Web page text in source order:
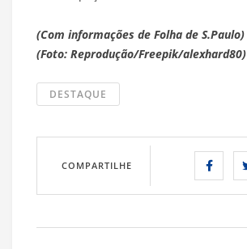
(Com informações de Folha de S.Paulo)
(Foto: Reprodução/Freepik/alexhard80)
DESTAQUE
COMPARTILHE